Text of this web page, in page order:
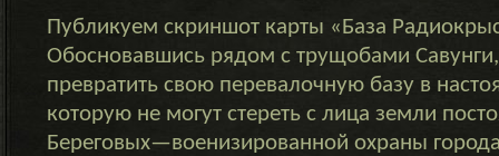
Публикуем скриншот карты «База
Обосновавшись рядом с трущобами
превратить свою перевалочную базу в
которую не могут стереть с лица земли
Береговых—военизированной охраны